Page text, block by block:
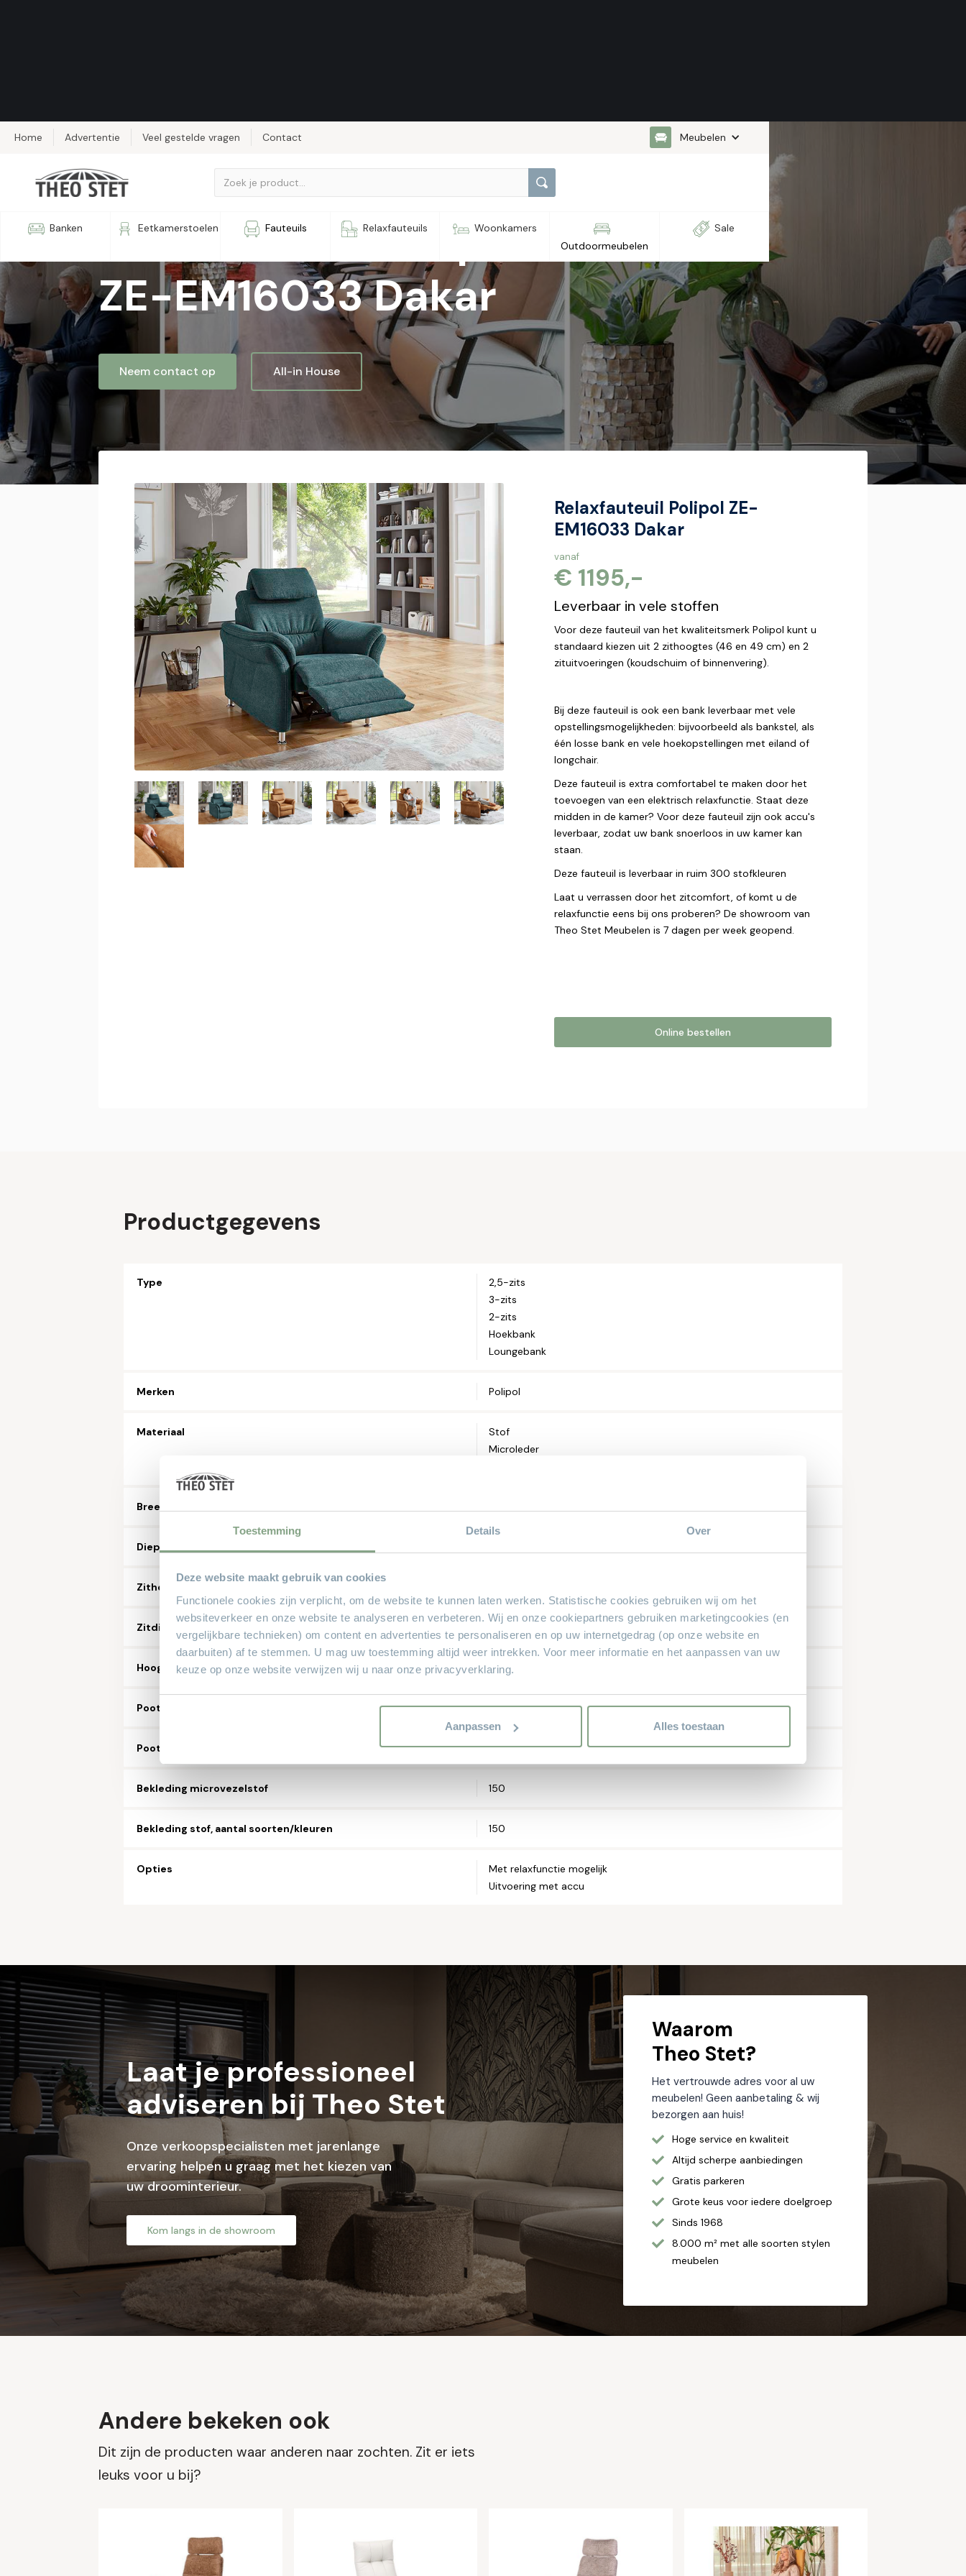
Toestemming Details Over
Deze website maakt gebruik van cookies
Functionele cookies zijn verplicht, om de website te kunnen laten werken. Statistische cookies gebruiken wij om het
websiteverkeer en onze website te analyseren en verbeteren. Wij en onze cookiepartners gebruiken marketingcookies (en
vergelijkbare technieken) om content en advertenties te personaliseren en op uw internetgedrag (op onze website en
daarbuiten) af te stemmen. U mag uw toestemming altijd weer intrekken. Voor meer informatie en het aanpassen van uw
keuze op onze website verwijzen wij u naar onze privacyverklaring.
Aanpassen Alles toestaan
Home Advertentie Veel gestelde vragen Contact Meubelen
Banken Eetkamerstoelen Fauteuils Relaxfauteuils
Woonkamers
Outdoormeubelen
Sale
Relaxfauteuil Polipol
ZE-EM16033 Dakar
Neem contact op All-in House
Relaxfauteuil Polipol ZE-
EM16033 Dakar
vanaf
€ 1195,-
Leverbaar in vele stoffen
Voor deze fauteuil van het kwaliteitsmerk Polipol kunt u
standaard kiezen uit 2 zithoogtes (46 en 49 cm) en 2
zituitvoeringen (koudschuim of binnenvering).
Bij deze fauteuil is ook een bank leverbaar met vele
opstellingsmogelijkheden: bijvoorbeeld als bankstel, als
één losse bank en vele hoekopstellingen met eiland of
longchair.
Deze fauteuil is extra comfortabel te maken door het
toevoegen van een elektrisch relaxfunctie. Staat deze
midden in de kamer? Voor deze fauteuil zijn ook accu's
leverbaar, zodat uw bank snoerloos in uw kamer kan
staan.
Deze fauteuil is leverbaar in ruim 300 stofkleuren
Laat u verrassen door het zitcomfort, of komt u de
relaxfunctie eens bij ons proberen? De showroom van
Theo Stet Meubelen is 7 dagen per week geopend.
Online bestellen
Let op: zorg dat alle velden met een * zijn ingevuld.
Productgegevens
Type
2,5-zits
3-zits
2-zits
Hoekbank
Loungebank
Merken Polipol
Materiaal
Stof
Microleder
Breedte in CM
Diepte in CM
Zithoogte in CM
Zitdiepte in CM 54
Hoogte in CM 89 of 92
Pootkleur zwart, aluminium en diverse houtkleuren
Poottype metaal of hout
Bekleding microvezelstof 150
Bekleding stof, aantal soorten/kleuren 150
Opties
Met relaxfunctie mogelijk
Uitvoering met accu
Laat je professioneel
adviseren bij Theo Stet
Onze verkoopspecialisten met jarenlange
ervaring helpen u graag met het kiezen van
uw droominterieur.
Kom langs in de showroom
Waarom
Theo Stet?
Het vertrouwde adres voor al uw
meubelen! Geen aanbetaling & wij
bezorgen aan huis!
Hoge service en kwaliteit
Altijd scherpe aanbiedingen
Gratis parkeren
Grote keus voor iedere doelgroep
Sinds 1968
8.000 m² met alle soorten stylen
meubelen
Andere bekeken ook
Dit zijn de producten waar anderen naar zochten. Zit er iets
leuks voor u bij?